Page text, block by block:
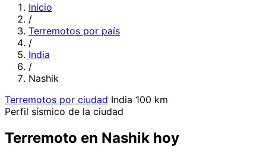
Inicio
/
Terremotos por país
/
India
/
Nashik
Terremotos por ciudad India 100 km
Perfil sísmico de la ciudad
Terremoto en Nashik hoy